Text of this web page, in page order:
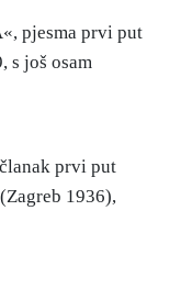
pjesma prvi put
s još osam
prvi put
1936),